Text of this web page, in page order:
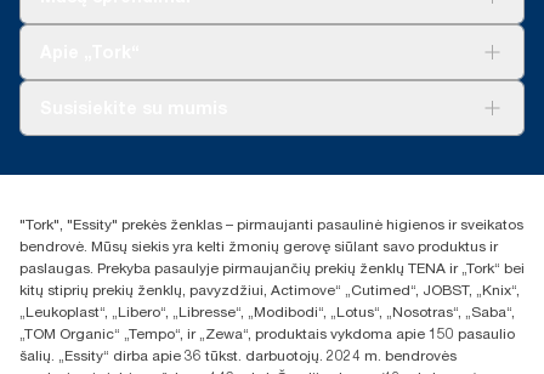
+370 5 268 3455
UAB Essity Lithuania
Naugarduko g. 98
LT-03160 Vilnius, Lietuva
"Tork", "Essity" prekės ženklas – pirmaujanti pasaulinė higienos ir sveikatos
bendrovė. Mūsų siekis yra kelti žmonių gerovę siūlant savo produktus ir
paslaugas. Prekyba pasaulyje pirmaujančių prekių ženklų TENA ir „Tork“ bei
kitų stiprių prekių ženklų, pavyzdžiui, Actimove“ „Cutimed“, JOBST, „Knix“,
„Leukoplast“, „Libero“, „Libresse“, „Modibodi“, „Lotus“, „Nosotras“, „Saba“,
„TOM Organic“ „Tempo“, ir „Zewa“, produktais vykdoma apie 150 pasaulio
šalių. „Essity“ dirba apie 36 tūkst. darbuotojų. 2024 m. bendrovės